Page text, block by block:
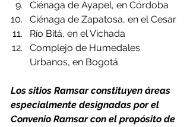
Ciénaga de Ayapel, en Córdoba
Ciénaga de Zapatosa, en el Cesar
Río Bitá, en el Vichada
Complejo de Humedales
Urbanos, en Bogotá
Los sitios Ramsar constituyen áreas
especialmente designadas por el
Convenio Ramsar con el propósito de